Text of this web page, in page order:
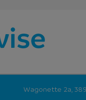
Wagonette 2a,